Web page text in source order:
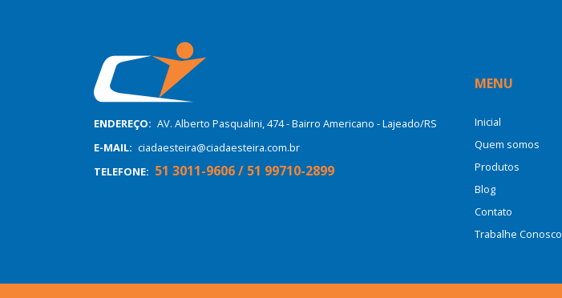
ENDEREÇO: AV. Alberto Pasqualini, 474 - Bairro Americano - Lajeado/RS
E-MAIL: ciadaesteira@ciadaesteira.com.br
TELEFONE: 51 3011-9606 / 51 99710-2899
MENU
Inicial
Quem somos
Produtos
Blog
Contato
Trabalhe Conosco